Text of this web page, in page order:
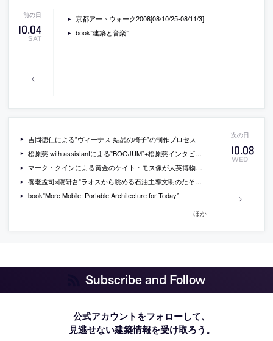
10.04
SAT
京都アートウォーク2008[08/10/25-08/11/3]
book”建築と音楽”
10.08
WED
吉岡徳仁による”ヴィーナス-結晶の椅子”の制作プロセス
松原慈 with assistantによる”BOOJUM”+松原慈インタビュー
マーク・クインによる黄金のケイト・モス像が大英博物館で展示
養老孟司×隈研吾”ラオスから眺める石油主導文明のたそがれ”
book”More Mobile: Portable Architecture for Today”
ほか
Subscribe and Follow
公式アカウントをフォローして、
見逃せない建築情報を受け取ろう。